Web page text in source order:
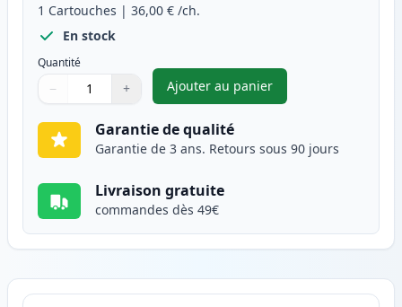
1 Cartouches | 36,00 € /ch.
En stock
Quantité
Quantité
Utilisez les boutons pour ajuster
− +
Quantité
Ajouter au panier
,Brother DR1050 tambour
Garantie de qualité
Garantie de 3 ans. Retours sous 90 jours
Livraison gratuite
commandes dès 49€